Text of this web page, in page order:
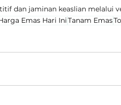
dan jaminan keaslian melalui
Emas Hari IniTanam Emas